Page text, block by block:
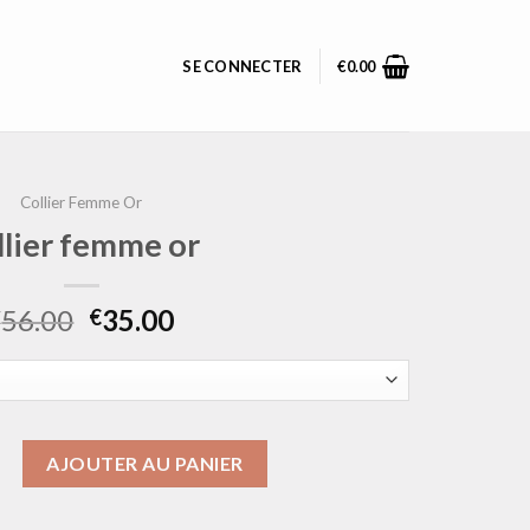
SE CONNECTER €0.00
Collier Femme Or
femme or
56.00 €35.00
AJOUTER AU PANIER